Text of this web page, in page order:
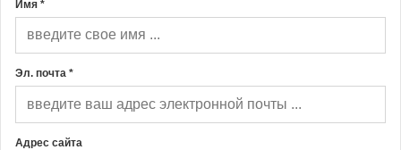
Имя *
Эл. почта *
Адрес сайта